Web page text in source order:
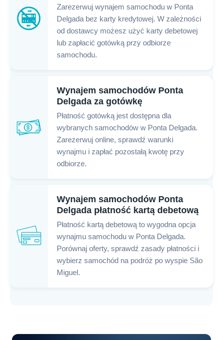
Zarezerwuj wynajem samochodu w Ponta
Delgada bez karty kredytowej. W zależności
od dostawcy możesz użyć karty debetowej
lub zapłacić gotówką przy odbiorze
samochodu.
Wynajem samochodów Ponta
Delgada za gotówkę
Płatność gotówką jest dostępna dla
wybranych samochodów w Ponta Delgada.
Zarezerwuj online, sprawdź warunki
wynajmu i zapłać pozostałą kwotę przy
odbiorze.
Wynajem samochodów Ponta
Delgada płatność kartą debetową
Płatność kartą debetową to wygodna opcja
wynajmu samochodu w Ponta Delgada.
Porównaj oferty, sprawdź zasady płatności i
wybierz samochód na podróż po wyspie São
Miguel.